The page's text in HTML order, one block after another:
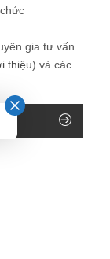
gia tư vấn
thiệu) và các